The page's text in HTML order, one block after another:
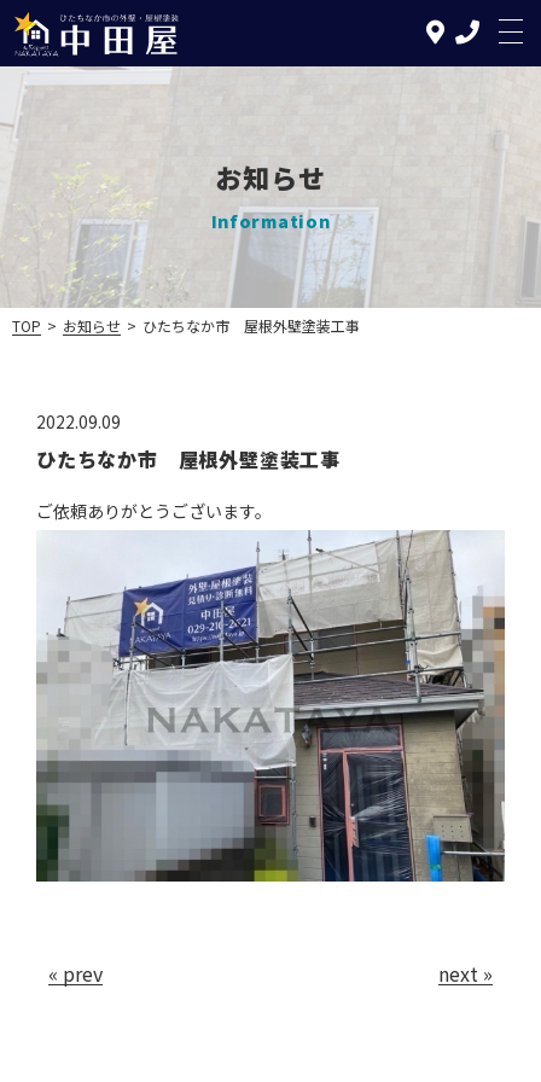
TOP
中田屋の特徴
塗装について
施工実績
お知らせ
会社案内
お問い合わせ
お知らせ
Information
TOP > お知らせ > ひたちなか市 屋根外壁塗装工事
2022.09.09
ひたちなか市 屋根外壁塗装工事
ご依頼ありがとうございます。
« prev next »